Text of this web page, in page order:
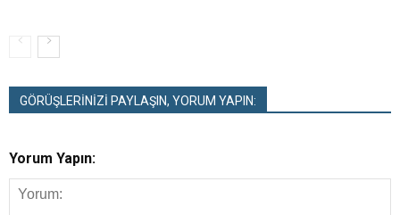
GÖRÜŞLERİNİZİ PAYLAŞIN, YORUM YAPIN:
Yorum Yapın: